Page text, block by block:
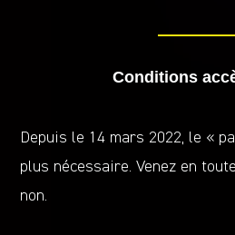
Conditions
Depuis le 14 mars 2022, le «
plus nécessaire. Venez en
non.